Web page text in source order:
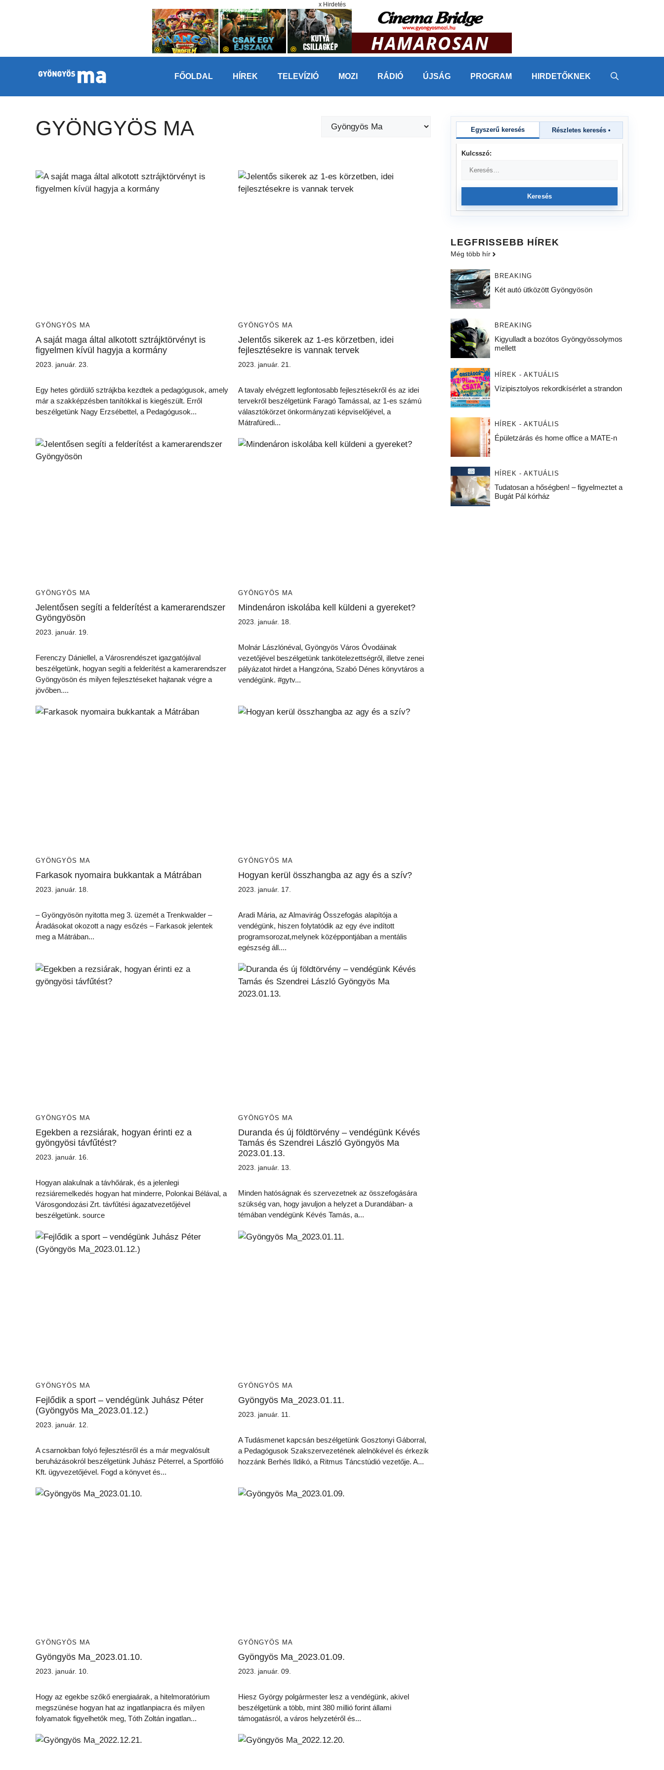
x Hirdetés
FŐOLDAL HÍREK TELEVÍZIÓ MOZI RÁDIÓ ÚJSÁG PROGRAM HIRDETŐKNEK
GYÖNGYÖS MA Kategóriák
GYÖNGYÖS MA
A saját maga által alkotott sztrájktörvényt is
figyelmen kívül hagyja a kormány
2023. január. 23.
Egy hetes gördülő sztrájkba kezdtek a pedagógusok, amely
már a szakképzésben tanítókkal is kiegészült. Erről
beszélgetünk Nagy Erzsébettel, a Pedagógusok...
GYÖNGYÖS MA
Jelentős sikerek az 1-es körzetben, idei
fejlesztésekre is vannak tervek
2023. január. 21.
A tavaly elvégzett legfontosabb fejlesztésekről és az idei
tervekről beszélgetünk Faragó Tamással, az 1-es számú
választókörzet önkormányzati képviselőjével, a
Mátrafüredi...
GYÖNGYÖS MA
Jelentősen segíti a felderítést a kamerarendszer
Gyöngyösön
2023. január. 19.
Ferenczy Dániellel, a Városrendészet igazgatójával
beszélgetünk, hogyan segíti a felderítést a kamerarendszer
Gyöngyösön és milyen fejlesztéseket hajtanak végre a
jövőben....
GYÖNGYÖS MA
Mindenáron iskolába kell küldeni a gyereket?
2023. január. 18.
Molnár Lászlónéval, Gyöngyös Város Óvodáinak
vezetőjével beszélgetünk tankötelezettségről, illetve zenei
pályázatot hirdet a Hangzóna, Szabó Dénes könyvtáros a
vendégünk. #gytv...
GYÖNGYÖS MA
Farkasok nyomaira bukkantak a Mátrában
2023. január. 18.
– Gyöngyösön nyitotta meg 3. üzemét a Trenkwalder –
Áradásokat okozott a nagy esőzés – Farkasok jelentek
meg a Mátrában...
GYÖNGYÖS MA
Hogyan kerül összhangba az agy és a szív?
2023. január. 17.
Aradi Mária, az Almavirág Összefogás alapítója a
vendégünk, hiszen folytatódik az egy éve indított
programsorozat,melynek középpontjában a mentális
egészség áll....
GYÖNGYÖS MA
Egekben a rezsiárak, hogyan érinti ez a
gyöngyösi távfűtést?
2023. január. 16.
Hogyan alakulnak a távhőárak, és a jelenlegi
rezsiáremelkedés hogyan hat minderre, Polonkai Bélával, a
Városgondozási Zrt. távfűtési ágazatvezetőjével
beszélgetünk. source
GYÖNGYÖS MA
Duranda és új földtörvény – vendégünk Kévés
Tamás és Szendrei László Gyöngyös Ma
2023.01.13.
2023. január. 13.
Minden hatóságnak és szervezetnek az összefogására
szükség van, hogy javuljon a helyzet a Durandában- a
témában vendégünk Kévés Tamás, a...
GYÖNGYÖS MA
Fejlődik a sport – vendégünk Juhász Péter
(Gyöngyös Ma_2023.01.12.)
2023. január. 12.
A csarnokban folyó fejlesztésről és a már megvalósult
beruházásokról beszélgetünk Juhász Péterrel, a Sportfólió
Kft. ügyvezetőjével. Fogd a könyvet és...
GYÖNGYÖS MA
Gyöngyös Ma_2023.01.11.
2023. január. 11.
A Tudásmenet kapcsán beszélgetünk Gosztonyi Gáborral,
a Pedagógusok Szakszervezetének alelnökével és érkezik
hozzánk Berhés Ildikó, a Ritmus Táncstúdió vezetője. A...
GYÖNGYÖS MA
Gyöngyös Ma_2023.01.10.
2023. január. 10.
Hogy az egekbe szőkő energiaárak, a hitelmoratórium
megszünése hogyan hat az ingatlanpiacra és milyen
folyamatok figyelhetők meg, Tóth Zoltán ingatlan...
GYÖNGYÖS MA
Gyöngyös Ma_2023.01.09.
2023. január. 09.
Hiesz György polgármester lesz a vendégünk, akivel
beszélgetünk a több, mint 380 millió forint állami
támogatásról, a város helyzetéről és...
Egyszerű keresés Részletes keresés •
Kulcsszó:
Keresés
LEGFRISSEBB HÍREK
Még több hír
BREAKING
Két autó ütközött Gyöngyösön
BREAKING
Kigyulladt a bozótos Gyöngyössolymos
mellett
HÍREK - AKTUÁLIS
Vízipisztolyos rekordkísérlet a strandon
HÍREK - AKTUÁLIS
Épületzárás és home office a MATE-n
HÍREK - AKTUÁLIS
Tudatosan a hőségben! – figyelmeztet a
Bugát Pál kórház